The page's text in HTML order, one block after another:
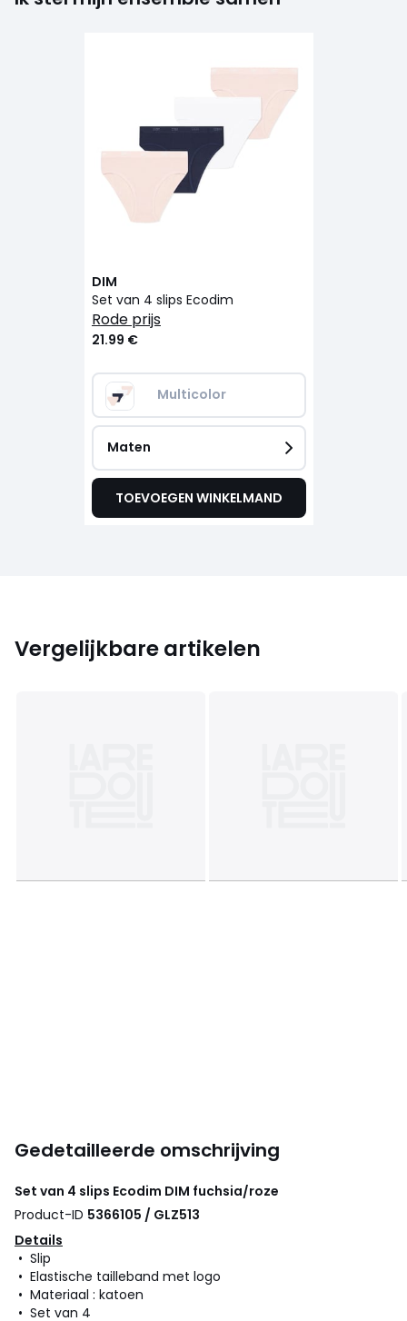
DIM
Set van 4 slips Ecodim
rode prijs
21.99 €
Multicolor
Maten
TOEVOEGEN WINKELMAND
Vergelijkbare artikelen
Gedetailleerde omschrijving
Set van 4 slips Ecodim DIM fuchsia/roze
Product-ID 5366105 / GLZ513
Details
• Slip
• Elastische tailleband met logo
• Materiaal : katoen
• Set van 4